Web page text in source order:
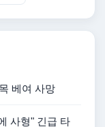
베여 사망
사형" 긴급 타